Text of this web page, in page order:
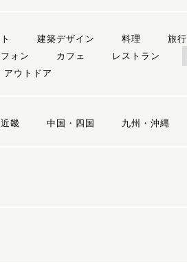
建築デザイン 料理 旅行
ォン カフェ レストラン
アウトドア
近畿 中国・四国 九州・沖縄